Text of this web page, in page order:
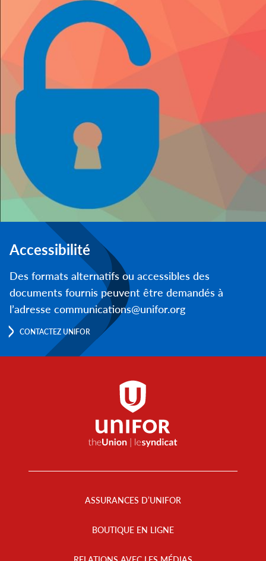
Accessibilité
Des formats alternatifs ou accessibles des
documents fournis peuvent être demandés à
l’adresse communications@unifor.org
CONTACTEZ UNIFOR
ASSURANCES D’UNIFOR
BOUTIQUE EN LIGNE